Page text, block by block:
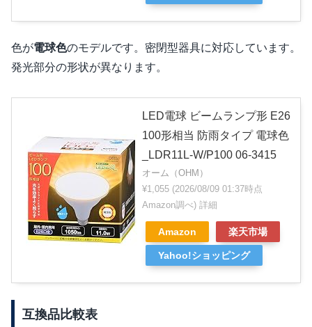
色が電球色のモデルです。密閉型器具に対応しています。
発光部分の形状が異なります。
LED電球 ビームランプ形 E26
100形相当 防雨タイプ 電球色
_LDR11L-W/P100 06-3415
オーム（OHM）
¥1,055 (2026/08/09 01:37時点
Amazon調べ) 詳細
Amazon 楽天市場
Yahoo!ショッピング
互換品比較表